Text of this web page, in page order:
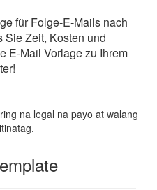
für Folge-E-Mails nach
Sie Zeit, Kosten und
E-Mail Vorlage zu Ihrem
na legal na payo at walang